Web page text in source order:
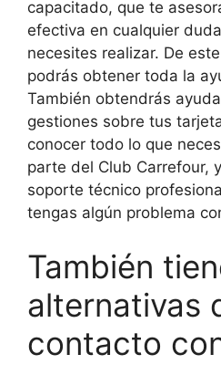
capacitado, que te
efectiva en cualquier
necesites realizar. De
podrás obtener toda la
También obtendrás
gestiones sobre tus
conocer todo lo que
parte del Club Carrefour,
soporte técnico
tengas algún problema
También
alternativas
contacto